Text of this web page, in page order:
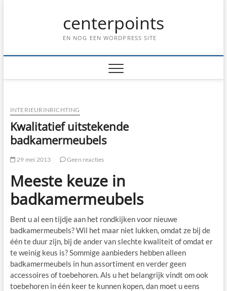
centerpoints
EN NOG EEN WORDPRESS SITE
INTERIEURINRICHTING
Kwalitatief uitstekende
badkamermeubels
29 mei 2013 Geen reacties
Meeste keuze in
badkamermeubels
Bent u al een tijdje aan het rondkijken voor nieuwe
badkamermeubels? Wil het maar niet lukken, omdat ze bij de
één te duur zijn, bij de ander van slechte kwaliteit of omdat er
te weinig keus is? Sommige aanbieders hebben alleen
badkamermeubels in hun assortiment en verder geen
accessoires of toebehoren. Als u het belangrijk vindt om ook
toebehoren in één keer te kunnen kopen, dan moet u eens